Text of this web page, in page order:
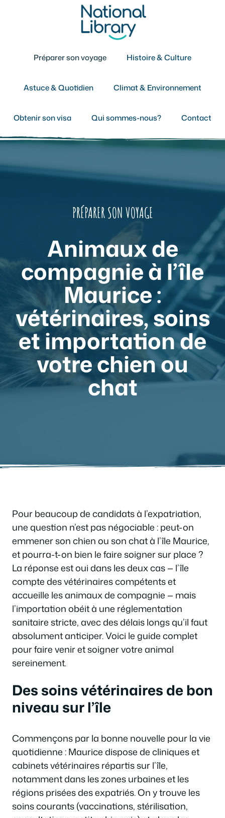
Préparer son voyage Histoire & Culture
Astuce & Quotidien Climat & Environnement
Obtenir son visa Qui sommes-nous? Contact
PRÉPARER SON VOYAGE
Animaux de
compagnie à l’île
Maurice :
vétérinaires, soins
et importation de
votre chien ou
chat
Pour beaucoup de candidats à l’expatriation,
une question n’est pas négociable : peut-on
emmener son chien ou son chat à l’île Maurice,
et pourra-t-on bien le faire soigner sur place ?
La réponse est oui dans les deux cas — l’île
compte des vétérinaires compétents et
accueille les animaux de compagnie — mais
l’importation obéit à une réglementation
sanitaire stricte, avec des délais longs qu’il faut
absolument anticiper. Voici le guide complet
pour faire venir et soigner votre animal
sereinement.
Des soins vétérinaires de bon
niveau sur l’île
Commençons par la bonne nouvelle pour la vie
quotidienne : Maurice dispose de cliniques et
cabinets vétérinaires répartis sur l’île,
notamment dans les zones urbaines et les
régions prisées des expatriés. On y trouve les
soins courants (vaccinations, stérilisation,